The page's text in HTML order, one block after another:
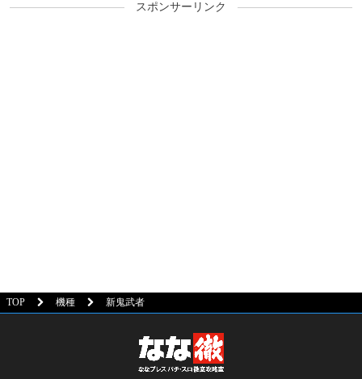
スポンサーリンク
TOP 機種 新鬼武者